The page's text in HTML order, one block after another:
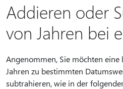
Addieren oder
von Jahren bei
Angenommen, Sie möchten
Jahren zu bestimmten
subtrahieren, wie in der